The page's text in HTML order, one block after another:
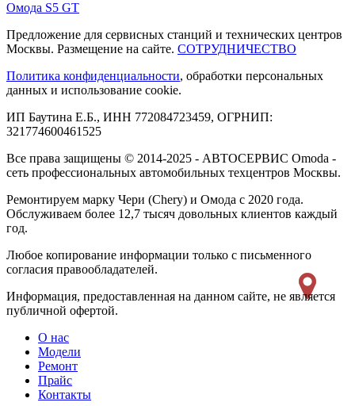
Омода S5 GT
Предложение для сервисных станций и технических центров
Москвы. Размещение на сайте. СОТРУДНИЧЕСТВО
Политика конфиденциальности, обработки персональных
данных и использование cookie.
ИП Баутина Е.Б., ИНН 772084723459, ОГРНИП:
321774600461525
Все права защищены © 2014-2025 - АВТОСЕРВИС Omoda -
сеть профессиональных автомобильных техцентров Москвы.
Ремонтируем марку Чери (Chery) и Омода с 2020 года.
Обслуживаем более 12,7 тысяч довольных клиентов каждый
год.
Любое копирование информации только с письменного
согласия правообладателей.
Информация, предоставленная на данном сайте, не является
публичной офертой.
О нас
Модели
Ремонт
Прайс
Контакты